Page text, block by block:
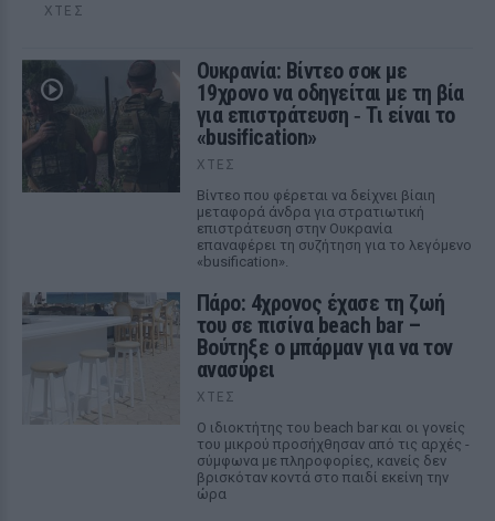
ΧΤΕΣ
Ουκρανία: Βίντεο σοκ με
19χρονο να οδηγείται με τη βία
για επιστράτευση ‑ Τι είναι το
«busification»
ΧΤΕΣ
Βίντεο που φέρεται να δείχνει βίαιη
μεταφορά άνδρα για στρατιωτική
επιστράτευση στην Ουκρανία
επαναφέρει τη συζήτηση για το λεγόμενο
«busification».
Πάρο: 4χρονος έχασε τη ζωή
του σε πισίνα beach bar –
Βούτηξε ο μπάρμαν για να τον
ανασύρει
ΧΤΕΣ
Ο ιδιοκτήτης του beach bar και οι γονείς
του μικρού προσήχθησαν από τις αρχές -
σύμφωνα με πληροφορίες, κανείς δεν
βρισκόταν κοντά στο παιδί εκείνη την
ώρα